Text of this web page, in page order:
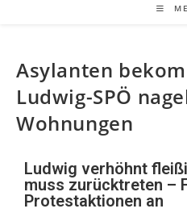
Asylanten
Ludwig-SPÖ
Wohnungen
Ludwig verhöhnt
muss zurücktreten –
Protestaktionen an